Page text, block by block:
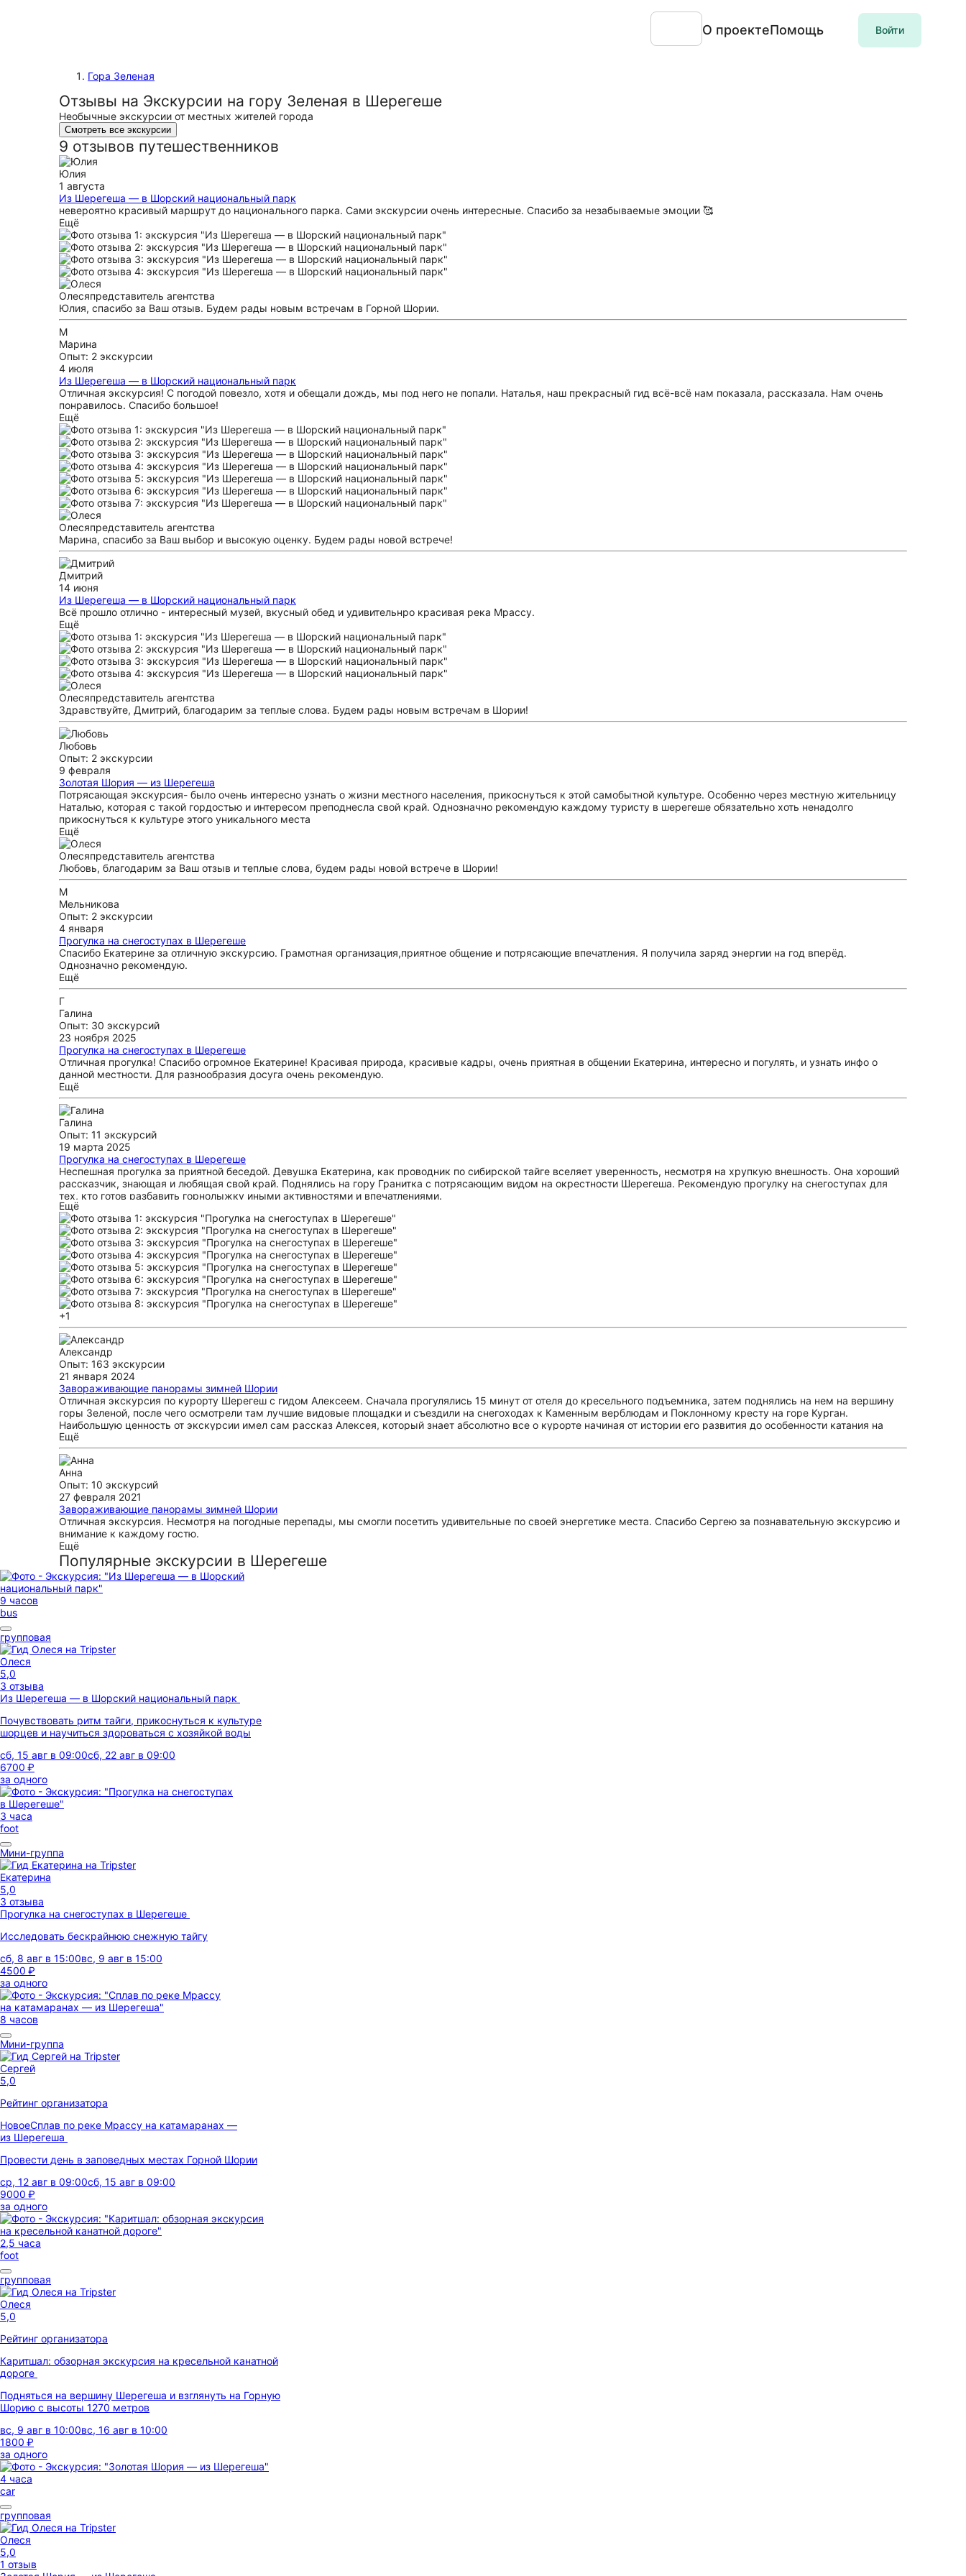
О проектеПомощь Войти
Гора Зеленая
Отзывы на Экскурсии на гору Зеленая в Шерегеше
Необычные экскурсии от местных жителей города
Смотреть все экскурсии
9 отзывов путешественников
Юлия
1 августа
Из Шерегеша — в Шорский национальный парк
невероятно красивый маршрут до национального парка. Сами экскурсии очень интересные. Спасибо за незабываемые эмоции 🥰
Ещё
Олесяпредставитель агентства
Юлия, спасибо за Ваш отзыв. Будем рады новым встречам в Горной Шории.
М
Марина
Опыт: 2 экскурсии
4 июля
Из Шерегеша — в Шорский национальный парк
Отличная экскурсия! С погодой повезло, хотя и обещали дождь, мы под него не попали. Наталья, наш прекрасный гид всё-всё нам показала, рассказала. Нам очень
понравилось. Спасибо большое!
Ещё
Олесяпредставитель агентства
Марина, спасибо за Ваш выбор и высокую оценку. Будем рады новой встрече!
Дмитрий
14 июня
Из Шерегеша — в Шорский национальный парк
Всё прошло отлично - интересный музей, вкусный обед и удивительнро красивая река Мрассу.
Ещё
Олесяпредставитель агентства
Здравствуйте, Дмитрий, благодарим за теплые слова. Будем рады новым встречам в Шории!
Любовь
Опыт: 2 экскурсии
9 февраля
Золотая Шория — из Шерегеша
Потрясающая экскурсия- было очень интересно узнать о жизни местного населения, прикоснуться к этой самобытной культуре. Особенно через местную жительницу
Наталью, которая с такой гордостью и интересом преподнесла свой край. Однозначно рекомендую каждому туристу в шерегеше обязательно хоть ненадолго
прикоснуться к культуре этого уникального места
Ещё
Олесяпредставитель агентства
Любовь, благодарим за Ваш отзыв и теплые слова, будем рады новой встрече в Шории!
М
Мельникова
Опыт: 2 экскурсии
4 января
Прогулка на снегоступах в Шерегеше
Спасибо Екатерине за отличную экскурсию. Грамотная организация,приятное общение и потрясающие впечатления. Я получила заряд энергии на год вперёд.
Однозначно рекомендую.
Ещё
Г
Галина
Опыт: 30 экскурсий
23 ноября 2025
Прогулка на снегоступах в Шерегеше
Отличная прогулка! Спасибо огромное Екатерине! Красивая природа, красивые кадры, очень приятная в общении Екатерина, интересно и погулять, и узнать инфо о
данной местности. Для разнообразия досуга очень рекомендую.
Ещё
Галина
Опыт: 11 экскурсий
19 марта 2025
Прогулка на снегоступах в Шерегеше
Неспешная прогулка за приятной беседой. Девушка Екатерина, как проводник по сибирской тайге вселяет уверенность, несмотря на хрупкую внешность. Она хороший
рассказчик, знающая и любящая свой край. Поднялись на гору Гранитка с потрясающим видом на окрестности Шерегеша. Рекомендую прогулку на снегоступах для
тех, кто готов разбавить горнолыжку иными активностями и впечатлениями.
Ещё
+1
Александр
Опыт: 163 экскурсии
21 января 2024
Завораживающие панорамы зимней Шории
Отличная экскурсия по курорту Шерегеш с гидом Алексеем. Сначала прогулялись 15 минут от отеля до кресельного подъемника, затем поднялись на нем на вершину
горы Зеленой, после чего осмотрели там лучшие видовые площадки и съездили на снегоходах к Каменным верблюдам и Поклонному кресту на горе Курган.
Наибольшую ценность от экскурсии имел сам рассказ Алексея, который знает абсолютно все о курорте начиная от истории его развития до особенности катания на
каждой из трасс, и при этом очень интересно доходчиво рассказывает. Соответственно, максимальная польза от экскурсии будет в 2-х случаях: 1) для тех, кто на
курорте впервые, располагает ограниченным временем и хотел бы максимально быстро и эффективно освоиться и 2) для тех, кто вообще не катается, но хотел бы
познакомиться с лучшими видами и получить объемное представление о курорте и о горной Шории
Ещё
Анна
Опыт: 10 экскурсий
27 февраля 2021
Завораживающие панорамы зимней Шории
Отличная экскурсия. Несмотря на погодные перепады, мы смогли посетить удивительные по своей энергетике места. Спасибо Сергею за познавательную экскурсию и
внимание к каждому гостю.
Ещё
Популярные экскурсии в Шерегеше
9 часов
bus
групповая
Олеся
5,0
3 отзыва
Из Шерегеша — в Шорский национальный парк
Почувствовать ритм тайги, прикоснуться к культуре
шорцев и научиться здороваться с хозяйкой воды
сб, 15 авг в 09:00сб, 22 авг в 09:00
6700 ₽
за одного
3 часа
foot
Мини-группа
Екатерина
5,0
3 отзыва
Прогулка на снегоступах в Шерегеше
Исследовать бескрайнюю снежную тайгу
сб, 8 авг в 15:00вс, 9 авг в 15:00
4500 ₽
за одного
8 часов
Мини-группа
Сергей
5,0
Рейтинг организатора
НовоеСплав по реке Мрассу на катамаранах —
из Шерегеша
Провести день в заповедных местах Горной Шории
ср, 12 авг в 09:00сб, 15 авг в 09:00
9000 ₽
за одного
2,5 часа
foot
групповая
Олеся
5,0
Рейтинг организатора
Каритшал: обзорная экскурсия на кресельной канатной
дороге
Подняться на вершину Шерегеша и взглянуть на Горную
Шорию с высоты 1270 метров
вс, 9 авг в 10:00вс, 16 авг в 10:00
1800 ₽
за одного
4 часа
car
групповая
Олеся
5,0
1 отзыв